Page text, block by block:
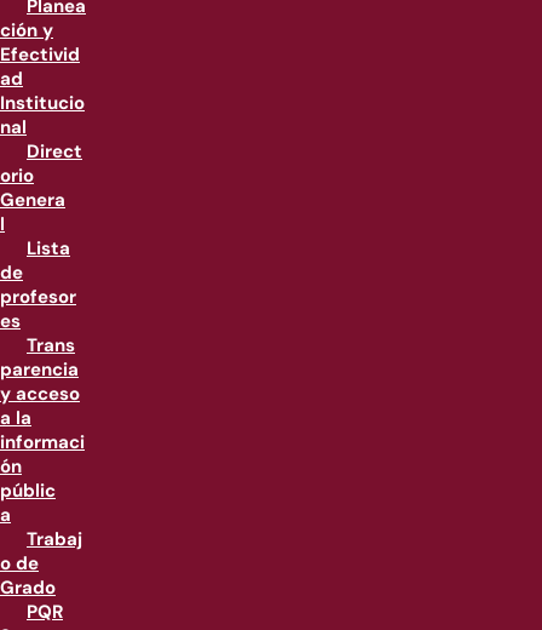
Planea
ción y
Efectivid
ad
Institucio
nal
Direct
orio
Genera
l
Lista
de
profesor
es
Trans
parencia
y acceso
a la
informaci
ón
públic
a
Trabaj
o de
Grado
PQR